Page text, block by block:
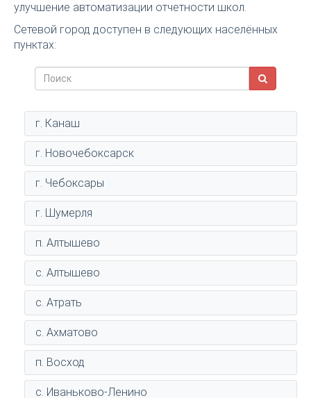
улучшение автоматизации отчетности школ.
Сетевой город доступен в следующих населённых
пунктах:
г. Канаш
г. Новочебоксарск
г. Чебоксары
г. Шумерля
п. Алтышево
с. Алтышево
с. Атрать
с. Ахматово
п. Восход
с. Иваньково-Ленино